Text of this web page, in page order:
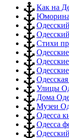
Как на
Юморина
Стихи
Улицы
Дома
Музеи
Одесса
Одесса